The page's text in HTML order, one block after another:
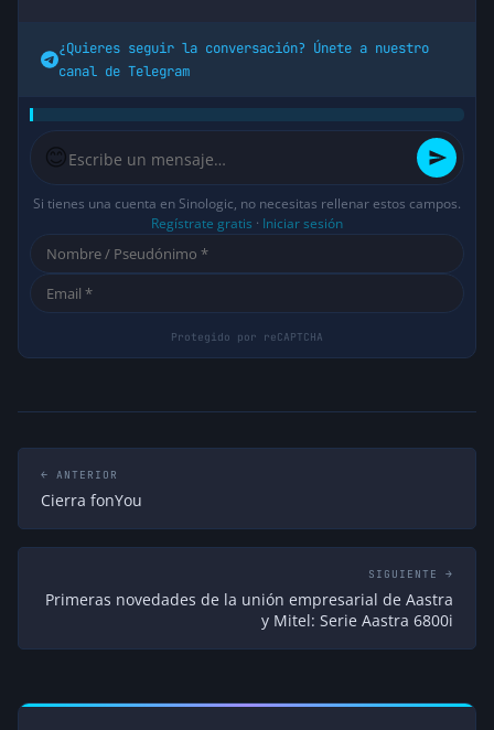
¿Quieres seguir la conversación? Únete a nuestro
canal de Telegram
😊
Si tienes una cuenta en Sinologic, no necesitas rellenar estos campos.
Regístrate gratis · Iniciar sesión
← ANTERIOR
Cierra fonYou
SIGUIENTE →
Primeras novedades de la unión empresarial de Aastra
y Mitel: Serie Aastra 6800i